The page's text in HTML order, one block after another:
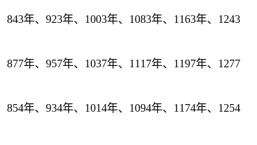
年、923年、1003年、1083年、1163年、1243
年、957年、1037年、1117年、1197年、1277
年、934年、1014年、1094年、1174年、1254